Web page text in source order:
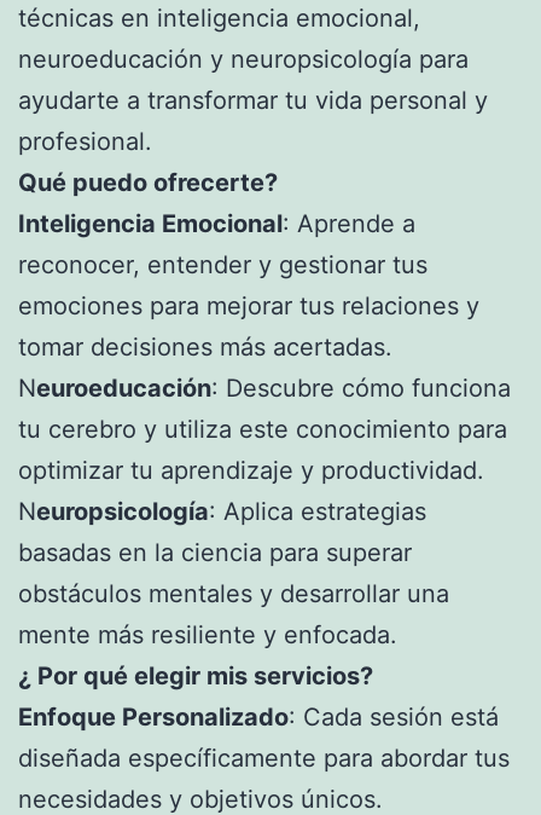
técnicas en inteligencia emocional,
neuroeducación y neuropsicología para
ayudarte a transformar tu vida personal y
profesional.
Qué puedo ofrecerte?
Inteligencia Emocional: Aprende a
reconocer, entender y gestionar tus
emociones para mejorar tus relaciones y
tomar decisiones más acertadas.
Neuroeducación: Descubre cómo funciona
tu cerebro y utiliza este conocimiento para
optimizar tu aprendizaje y productividad.
Neuropsicología: Aplica estrategias
basadas en la ciencia para superar
obstáculos mentales y desarrollar una
mente más resiliente y enfocada.
¿ Por qué elegir mis servicios?
Enfoque Personalizado: Cada sesión está
diseñada específicamente para abordar tus
necesidades y objetivos únicos.